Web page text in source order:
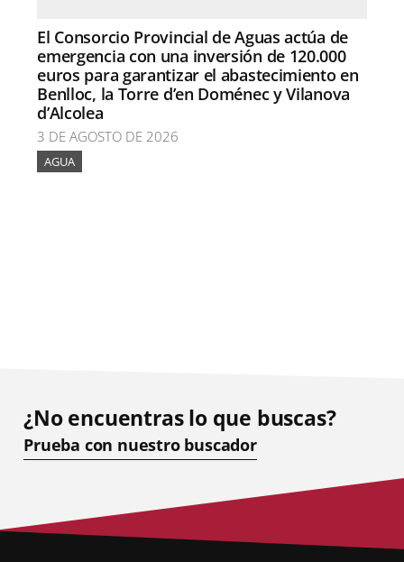
El Consorcio Provincial de Aguas actúa de
emergencia con una inversión de 120.000
euros para garantizar el abastecimiento en
Benlloc, la Torre d’en Doménec y Vilanova
d’Alcolea
3 DE AGOSTO DE 2026
AGUA
¿No encuentras lo que buscas?
Prueba con nuestro buscador